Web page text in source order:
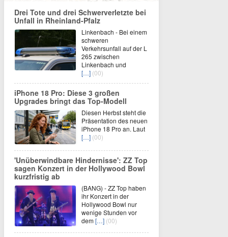
Drei Tote und drei Schwerverletzte bei
Unfall in Rheinland-Pfalz
Linkenbach - Bei einem
schweren
Verkehrsunfall auf der L
265 zwischen
Linkenbach und
[…] (00)
iPhone 18 Pro: Diese 3 großen
Upgrades bringt das Top-Modell
Diesen Herbst steht die
Präsentation des neuen
iPhone 18 Pro an. Laut
[…] (00)
'Unüberwindbare Hindernisse': ZZ Top
sagen Konzert in der Hollywood Bowl
kurzfristig ab
(BANG) - ZZ Top haben
ihr Konzert in der
Hollywood Bowl nur
wenige Stunden vor
dem[…] (00)